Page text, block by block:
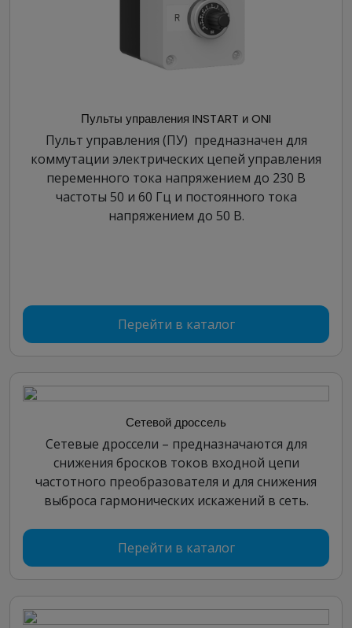
Пульты управления INSTART и ONI
Пульт управления (ПУ) предназначен для
коммутации электрических цепей управления
переменного тока напряжением до 230 В
частоты 50 и 60 Гц и постоянного тока
напряжением до 50 В.
Перейти в каталог
Сетевой дроссель
Сетевые дроссели – предназначаются для
снижения бросков токов входной цепи
частотного преобразователя и для снижения
выброса гармонических искажений в сеть.
Перейти в каталог